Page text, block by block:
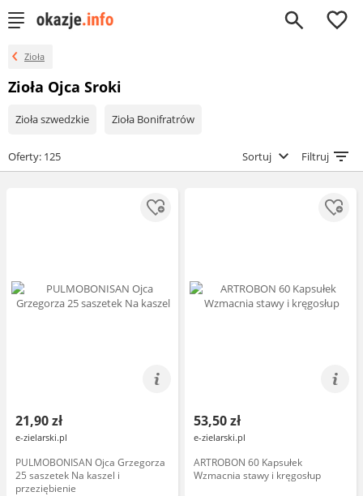
0
Zioła
Zioła Ojca Sroki
Zioła szwedzkie Zioła Bonifratrów
Oferty: 125 Sortuj Filtruj
21,90 zł
e-zielarski.pl
PULMOBONISAN Ojca Grzegorza
25 saszetek Na kaszel i
przeziębienie
53,50 zł
e-zielarski.pl
ARTROBON 60 Kapsułek
Wzmacnia stawy i kręgosłup